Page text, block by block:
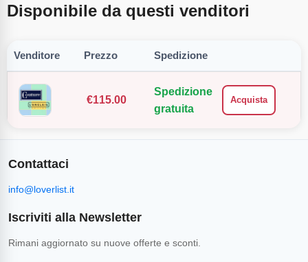
Disponibile da questi venditori
Venditore Prezzo Spedizione
€115.00
Spedizione
gratuita
Acquista
Contattaci
info@loverlist.it
Iscriviti alla Newsletter
Rimani aggiornato su nuove offerte e sconti.